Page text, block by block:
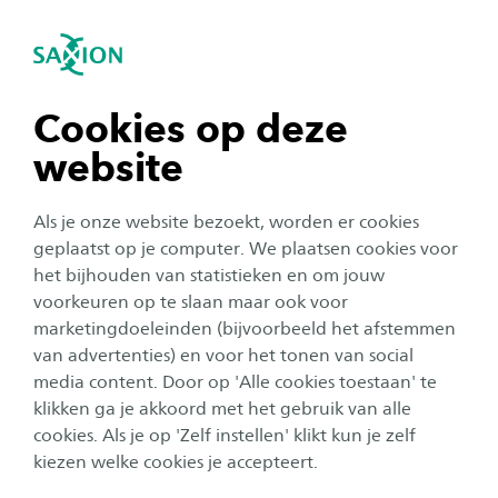
Cookies op deze
website
Als je onze website bezoekt, worden er cookies
geplaatst op je computer. We plaatsen cookies voor
het bijhouden van statistieken en om jouw
voorkeuren op te slaan maar ook voor
marketingdoeleinden (bijvoorbeeld het afstemmen
van advertenties) en voor het tonen van social
media content. Door op 'Alle cookies toestaan' te
klikken ga je akkoord met het gebruik van alle
cookies. Als je op 'Zelf instellen' klikt kun je zelf
kiezen welke cookies je accepteert.
Navigatie openen
tonen
tonen
tonen
tonen
sluiten
Master Leren en Innoveren - Teacher
Subnavigatie tonen
Toelating
Je komt in aanmerking voor de master Leren en
Innoveren als je beschikt over:
opleiding.
minimaal twee jaar ervaring als leraar in het
basisonderwijs, voortgezet onderwijs, de
volwassenen educatie, het middelbaar
beroepsonderwijs of het hoger beroepsonderwijs. Of
je hebt minimaal twee jaar ervaring als
onderwijsprofessional in een organisatie in het
begeleiden of ontwikkelen van onderwijs.
een verklaring ‘Uitstekende leraar’. In deze